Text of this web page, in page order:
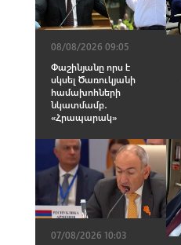
08/08/2026 09:05
Փաշինյանը որս է
սկսել Ծառուկյանի
համախոհների
նկատմամբ․
«Հրապարակ»
07/08/2026 10:03